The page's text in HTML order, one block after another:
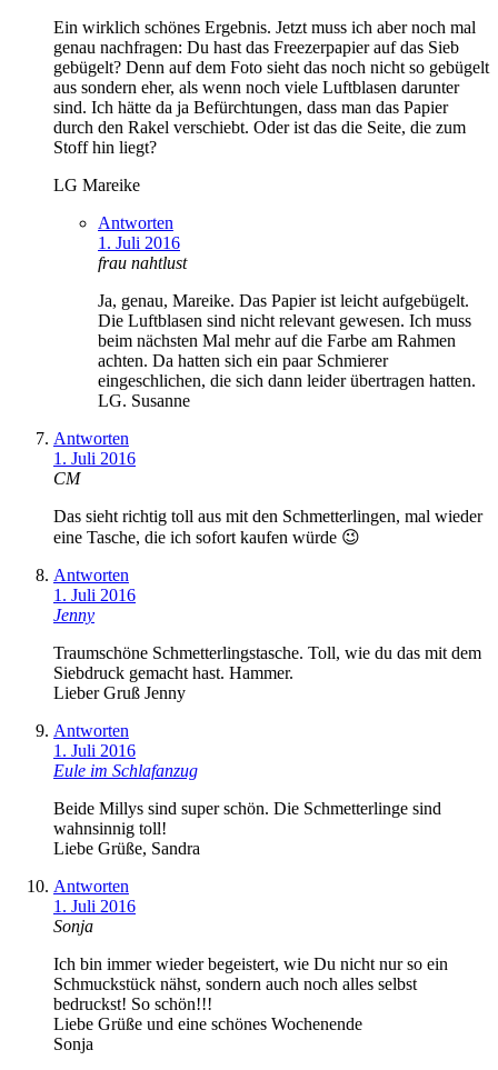
Ein wirklich schönes Ergebnis. Jetzt muss ich aber noch mal
genau nachfragen: Du hast das Freezerpapier auf das Sieb
gebügelt? Denn auf dem Foto sieht das noch nicht so gebügelt
aus sondern eher, als wenn noch viele Luftblasen darunter
sind. Ich hätte da ja Befürchtungen, dass man das Papier
durch den Rakel verschiebt. Oder ist das die Seite, die zum
Stoff hin liegt?
LG Mareike
Antworten
1. Juli 2016
frau nahtlust
Ja, genau, Mareike. Das Papier ist leicht aufgebügelt.
Die Luftblasen sind nicht relevant gewesen. Ich muss
beim nächsten Mal mehr auf die Farbe am Rahmen
achten. Da hatten sich ein paar Schmierer
eingeschlichen, die sich dann leider übertragen hatten.
LG. Susanne
Antworten
1. Juli 2016
CM
Das sieht richtig toll aus mit den Schmetterlingen, mal wieder
eine Tasche, die ich sofort kaufen würde 😉
Antworten
1. Juli 2016
Jenny
Traumschöne Schmetterlingstasche. Toll, wie du das mit dem
Siebdruck gemacht hast. Hammer.
Lieber Gruß Jenny
Antworten
1. Juli 2016
Eule im Schlafanzug
Beide Millys sind super schön. Die Schmetterlinge sind
wahnsinnig toll!
Liebe Grüße, Sandra
Antworten
1. Juli 2016
Sonja
Ich bin immer wieder begeistert, wie Du nicht nur so ein
Schmuckstück nähst, sondern auch noch alles selbst
bedruckst! So schön!!!
Liebe Grüße und eine schönes Wochenende
Sonja